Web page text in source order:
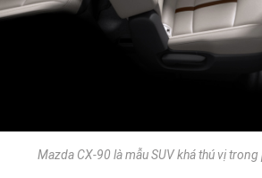
Mazda CX-90 là mẫu SUV khá thú vị